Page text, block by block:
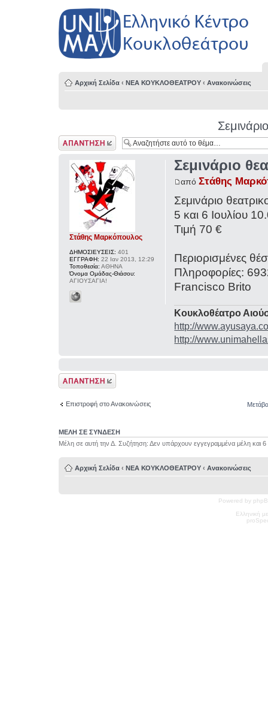
Αρχική Σελίδα ‹ ΝΕΑ ΚΟΥΚΛΟΘΕΑΤΡΟΥ ‹ Ανακοινώσεις
Δημιουργία
απάντησης
Σεμινάριο
απόΣτάθης
Σεμινάριο
5 και 6 Ιουλίου
Τιμή 70 €
Περιορισμένες
Πληροφορίες:
Francisco Brito
Κουκλοθέατρο
http://
http://
Στάθης Μαρκόπουλος
ΔΗΜΟΣΙΕΥΣΕΙΣ: 401
ΕΓΓΡΑΦΗ: 22 Ιαν 2013, 12:29
Τοποθεσία: ΑΘΗΝΑ
Όνομα Ομάδας-Θιάσου:
ΑΓΙΟΥΣΑΓΙΑ!
Δημιουργία
απάντησης
Επιστροφή στο Ανακοινώσεις
ΜΕΛΗ ΣΕ ΣΥΝΔΕΣΗ
Μέλη σε αυτή την Δ. Συζήτηση: Δεν υπάρχουν εγγεγραμμένα μέλη και 6
Αρχική Σελίδα ‹ ΝΕΑ ΚΟΥΚΛΟΘΕΑΤΡΟΥ ‹ Ανακοινώσεις
Powered by
Ελληνική
pro